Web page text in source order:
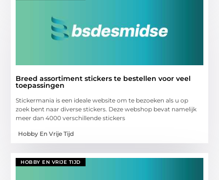
Breed assortiment stickers te bestellen voor veel
toepassingen
Stickermania is een ideale website om te bezoeken als u op
zoek bent naar diverse stickers. Deze webshop bevat namelijk
meer dan 4000 verschillende stickers
Hobby En Vrije Tijd
HOBBY EN VRIJE TIJD